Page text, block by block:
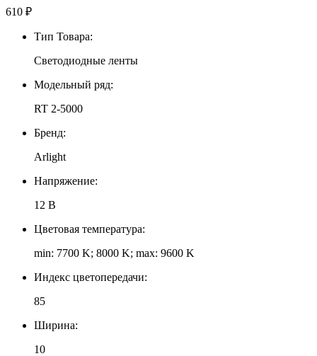
610 ₽
Тип Товара:
Светодиодные ленты
Модельный ряд:
RT 2-5000
Бренд:
Arlight
Напряжение:
12 В
Цветовая температура:
min: 7700 K; 8000 K; max: 9600 K
Индекс цветопередачи:
85
Ширина:
10